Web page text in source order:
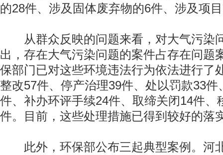
的28件、涉及固体废弃物的6件、涉及项
从群众反映的问题来看，对大气污染
出，存在大气污染问题的案件占存在问题
保部门已对这些环境违法行为依法进行了
整改57件、停产治理39件、处以罚款33件
件、补办环评手续24件、取缔关闭14件、
件。目前，这些处理措施已得到较好的落
此外，环保部公布三起典型案例。河